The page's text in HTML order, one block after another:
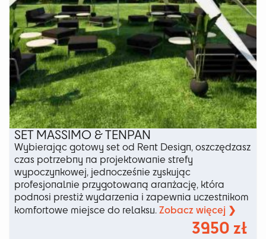
SET MASSIMO & TENPAN
Wybierając gotowy set od Rent Design, oszczędzasz
czas potrzebny na projektowanie strefy
wypoczynkowej, jednocześnie zyskując
profesjonalnie przygotowaną aranżację, która
podnosi prestiż wydarzenia i zapewnia uczestnikom
komfortowe miejsce do relaksu. Zobacz więcej ❯
3950 zł